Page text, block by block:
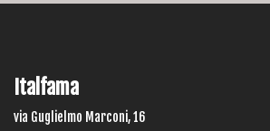
Italfama
via Guglielmo Marconi, 16